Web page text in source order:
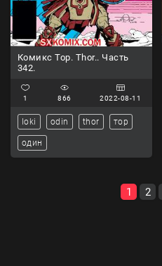
Комикс Тор. Thor.. Часть
342.
1 866 2022-08-11
loki odin thor тор
один
1 2